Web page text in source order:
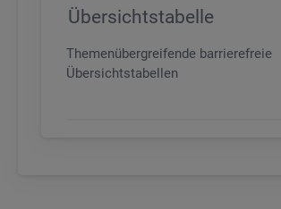
Übersichtstabelle
Themenübergreifende barrierefreie
Übersichtstabellen